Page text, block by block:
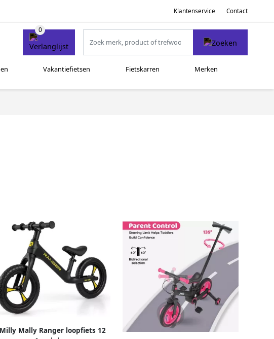
Klantenservice Contact
Vakantiefietsen Fietskarren Merken
Milly Mally Ranger loopfiets 12